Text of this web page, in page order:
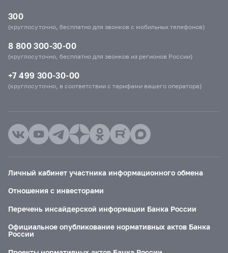
300
(круглосуточно, бесплатно для звонков с мобильных телефонов)
8 800 300-30-00
(круглосуточно, бесплатно для звонков из регионов России)
+7 499 300-30-00
(круглосуточно, в соответствии с тарифами вашего оператора)
Личный кабинет участника информационного обмена
Отношения с инвесторами
Перечень инсайдерской информации Банка России
Официальное опубликование нормативных актов Банка
России